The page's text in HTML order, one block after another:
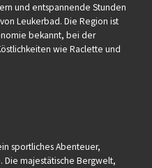
und entspannende Stunden
Leukerbad. Die Region ist
bekannt, bei der
wie Raclette und
sportliches Abenteuer,
Die majestätische Bergwelt,